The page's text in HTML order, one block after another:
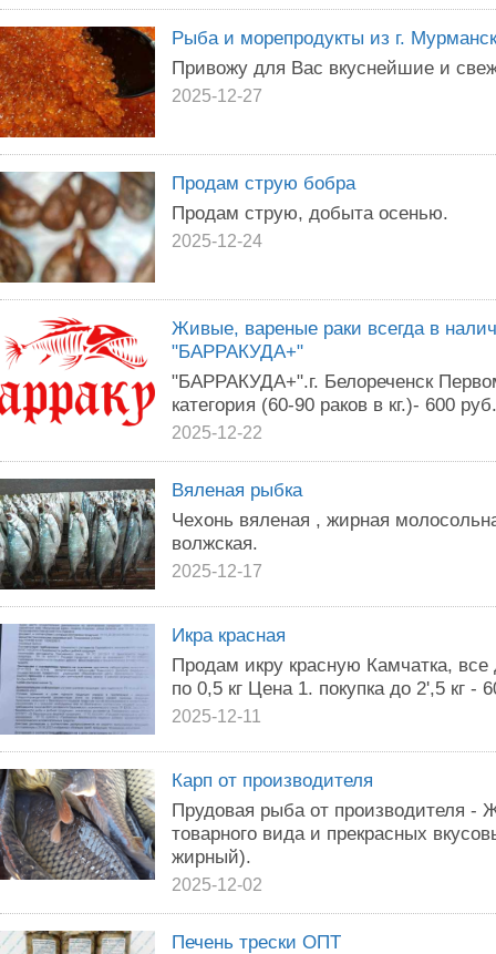
Рыба и морепродукты из г.
Привожу для Вас вкуснейшие и
2025-12-27
Продам струю бобра
Продам струю, добыта осенью.
2025-12-24
Живые, вареные раки всегда в
"БАРРАКУДА+"
"БАРРАКУДА+".г. Белореченск
категория (60-90 раков в кг.)- 600
2025-12-22
Вяленая рыбка
Чехонь вяленая , жирная
волжская.
2025-12-17
Икра красная
Продам икру красную Камчатка,
по 0,5 кг Цена 1. покупка до 2',5 кг -
2025-12-11
Карп от производителя
Прудовая рыба от производителя -
товарного вида и прекрасных
жирный).
2025-12-02
Печень трески ОПТ